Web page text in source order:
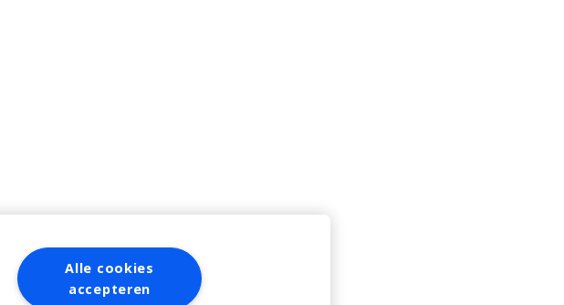
Alle cookies
accepteren